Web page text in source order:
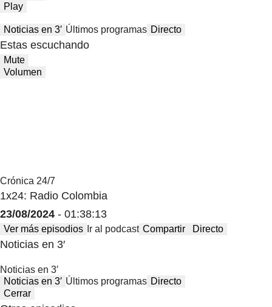
Play
Noticias en 3′ Últimos programas Directo
Estas escuchando
Mute
Volumen
Crónica 24/7
1x24: Radio Colombia
23/08/2024 - 01:38:13
Ver más episodios Ir al podcast Compartir Directo
Noticias en 3′
Noticias en 3′
Noticias en 3′ Últimos programas Directo
Cerrar